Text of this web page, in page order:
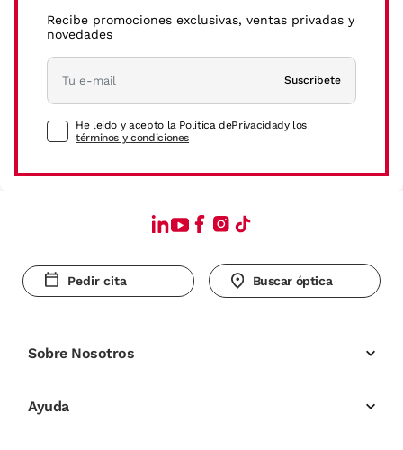
Recibe promociones exclusivas, ventas privadas y
novedades
Suscríbete
He leído y acepto la Política dePrivacidady los
términos y condiciones
Pedir cita Buscar óptica
Sobre Nosotros
Ayuda